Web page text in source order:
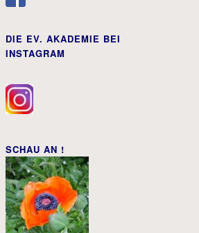
DIE EV. AKADEMIE BEI
INSTAGRAM
SCHAU AN !